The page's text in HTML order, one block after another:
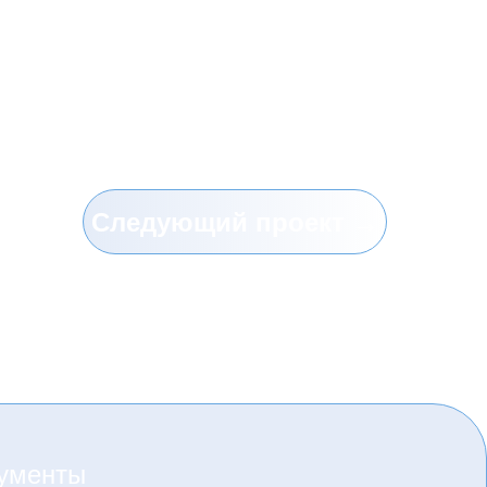
Следующий проект →